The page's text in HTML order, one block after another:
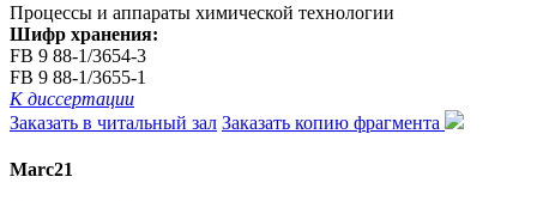
Процессы и аппараты химической технологии
Шифр хранения:
FB 9 88-1/3654-3
FB 9 88-1/3655-1
К диссертации
Заказать в читальный зал Заказать копию фрагмента
Marc21